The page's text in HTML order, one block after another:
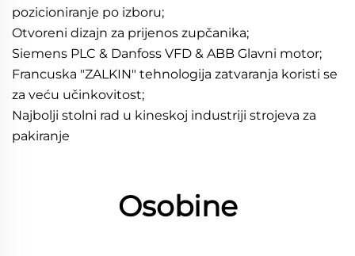
pozicioniranje po izboru;
Otvoreni dizajn za prijenos zupčanika;
Siemens PLC & Danfoss VFD & ABB Glavni motor;
Francuska "ZALKIN" tehnologija zatvaranja koristi se
za veću učinkovitost;
Najbolji stolni rad u kineskoj industriji strojeva za
pakiranje
Osobine